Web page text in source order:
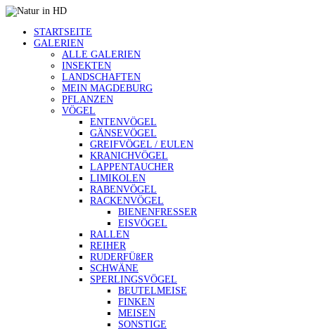
STARTSEITE
GALERIEN
ALLE GALERIEN
INSEKTEN
LANDSCHAFTEN
MEIN MAGDEBURG
PFLANZEN
VÖGEL
ENTENVÖGEL
GÄNSEVÖGEL
GREIFVÖGEL / EULEN
KRANICHVÖGEL
LAPPENTAUCHER
LIMIKOLEN
RABENVÖGEL
RACKENVÖGEL
BIENENFRESSER
EISVÖGEL
RALLEN
REIHER
RUDERFÜßER
SCHWÄNE
SPERLINGSVÖGEL
BEUTELMEISE
FINKEN
MEISEN
SONSTIGE